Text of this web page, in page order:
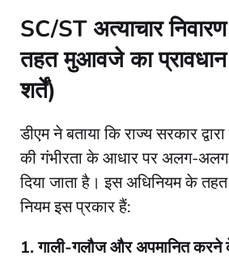
SC/ST अत्याचार
तहत मुआवजे का
शर्तें)
​डीएम ने बताया कि राज्य सरकार
की गंभीरता के आधार पर अलग-
दिया जाता है। इस अधिनियम के
नियम इस प्रकार हैं:
1. गाली-गलौज और अपमानित करने